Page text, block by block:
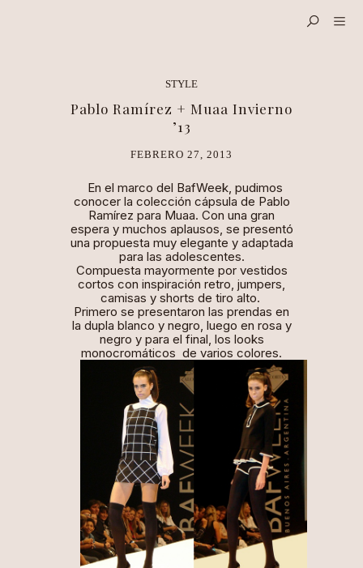
STYLE
Pablo Ramírez + Muaa Invierno
’13
FEBRERO 27, 2013
En el marco del BafWeek, pudimos
conocer la colección cápsula de Pablo
Ramírez para Muaa. Con una gran
espera y muchos aplausos, se presentó
una propuesta muy elegante y adaptada
para las adolescentes.
Compuesta mayormente por vestidos
cortos con inspiración retro, jumpers,
camisas y shorts de tiro alto.
Primero se presentaron las prendas en
la dupla blanco y negro, luego en rosa y
negro y para el final, los looks
monocromáticos de varios colores.